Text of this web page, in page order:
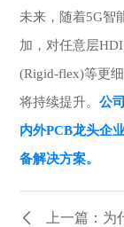
未来，随着5G智
加，对任意层
(Rigid-flex)等更
将持续提升。公
内外PCB龙头企
备解决方案。
上一篇：